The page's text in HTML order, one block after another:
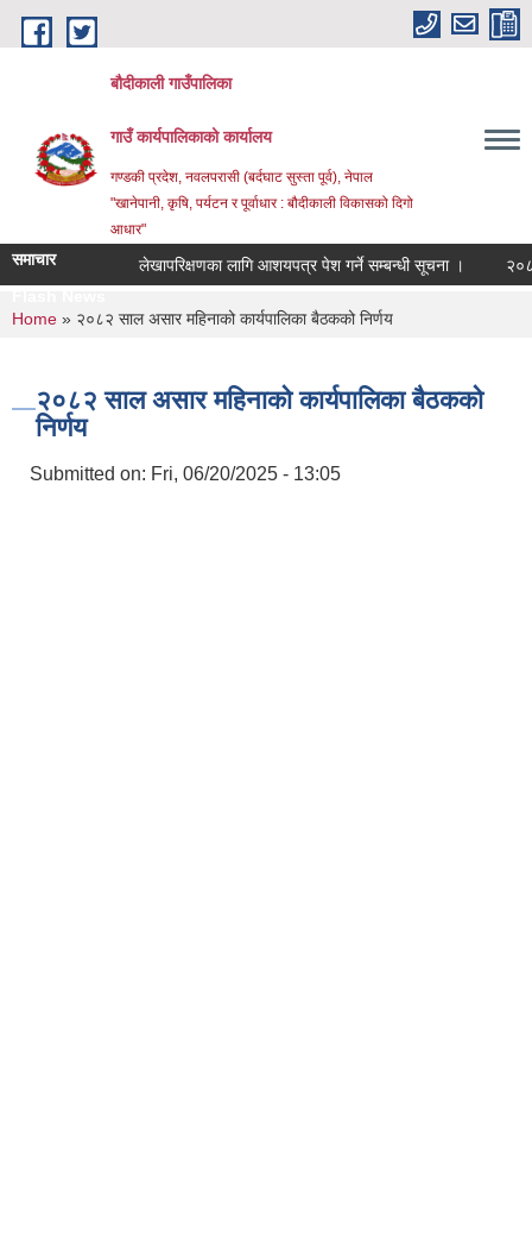
Skip to main content
बौदीकाली गाउँपालिका
गाउँ कार्यपालिकाको कार्यालय
गण्डकी प्रदेश, नवलपरासी (बर्दघाट सुस्ता पूर्व), नेपाल
"खानेपानी, कृषि, पर्यटन र पूर्वाधार : बौदीकाली विकासको दिगो
आधार"
समाचार लेखापरिक्षणका लागि आशयपत्र पेश गर्ने सम्बन्धी सूचना ।
२०८३
You are here
Home » २०८२ साल असार महिनाको कार्यपालिका बैठकको निर्णय
२०८२ साल असार महिनाको कार्यपालिका बैठकको
निर्णय
Submitted on: Fri, 06/20/2025 - 13:05